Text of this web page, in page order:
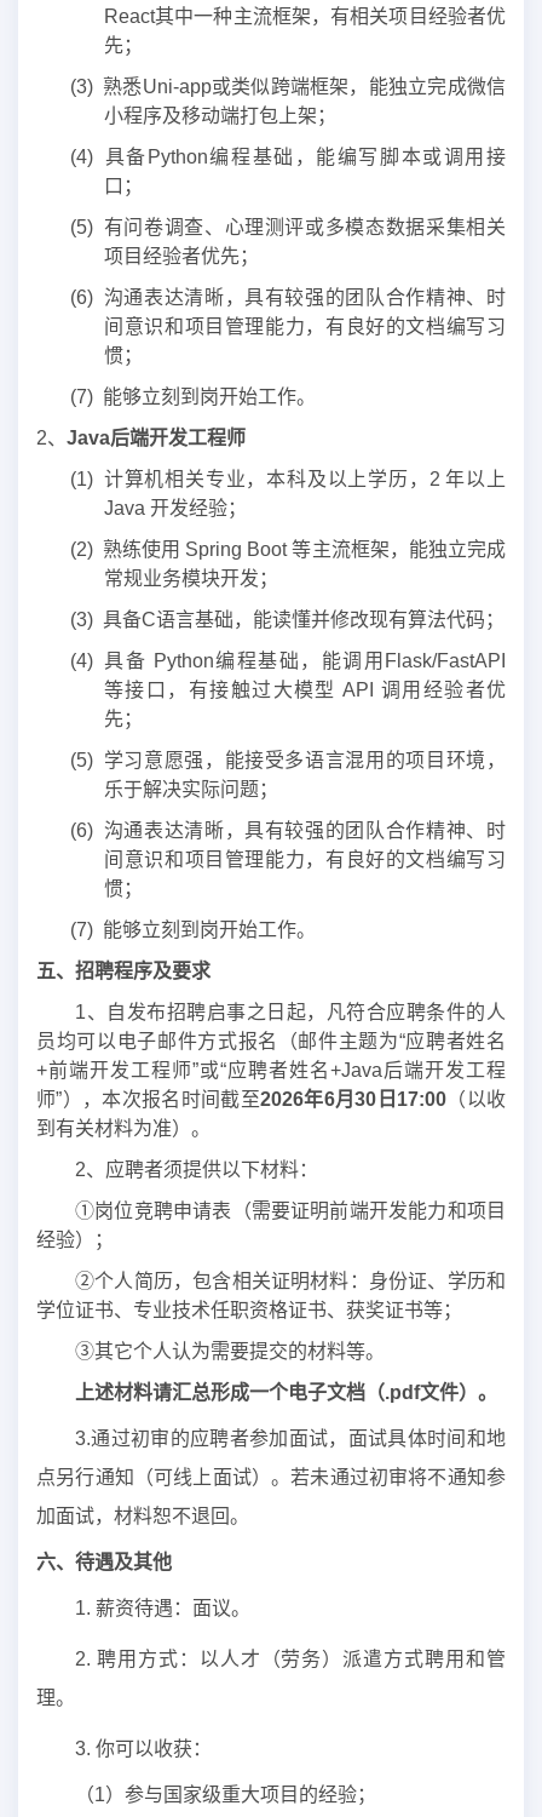
React其中一种主流框架，有相关项目经验者优
先；
(3) 熟悉Uni-app或类似跨端框架，能独立完成微信
小程序及移动端打包上架；
(4) 具备Python编程基础，能编写脚本或调用接
口；
(5) 有问卷调查、心理测评或多模态数据采集相关
项目经验者优先；
(6) 沟通表达清晰，具有较强的团队合作精神、时
间意识和项目管理能力，有良好的文档编写习
惯；
(7) 能够立刻到岗开始工作。
2、 Java后端开发工程师
(1) 计算机相关专业，本科及以上学历，2 年以上
Java 开发经验；
(2) 熟练使用 Spring Boot 等主流框架，能独立完成
常规业务模块开发；
(3) 具备C语言基础，能读懂并修改现有算法代码；
(4) 具备 Python编程基础，能调用Flask/FastAPI
等接口，有接触过大模型 API 调用经验者优
先；
(5) 学习意愿强，能接受多语言混用的项目环境，
乐于解决实际问题；
(6) 沟通表达清晰，具有较强的团队合作精神、时
间意识和项目管理能力，有良好的文档编写习
惯；
(7) 能够立刻到岗开始工作。
五、招聘程序及要求
1、自发布招聘启事之日起，凡符合应聘条件的人
员均可以电子邮件方式报名（邮件主题为“应聘者姓名
+前端开发工程师”或“应聘者姓名+Java后端开发工程
师”），本次报名时间截至2026年6月30 日17:00 （以收
到有关材料为准）。
2、应聘者须提供以下材料：
①岗位竞聘申请表（需要证明前端开发能力和项目
经验）；
②个人简历，包含相关证明材料：身份证、学历和
学位证书、专业技术任职资格证书、获奖证书等；
③其它个人认为需要提交的材料等。
上述材料请汇总形成一个电子文档（.pdf文件）。
3.通过初审的应聘者参加面试，面试具体时间和地
点另行通知（可线上面试）。若未通过初审将不通知参
加面试，材料恕不退回。
六、待遇及其他
1. 薪资待遇：面议。
2. 聘用方式：以人才（劳务）派遣方式聘用和管
理。
3. 你可以收获：
（1）参与国家级重大项目的经验；